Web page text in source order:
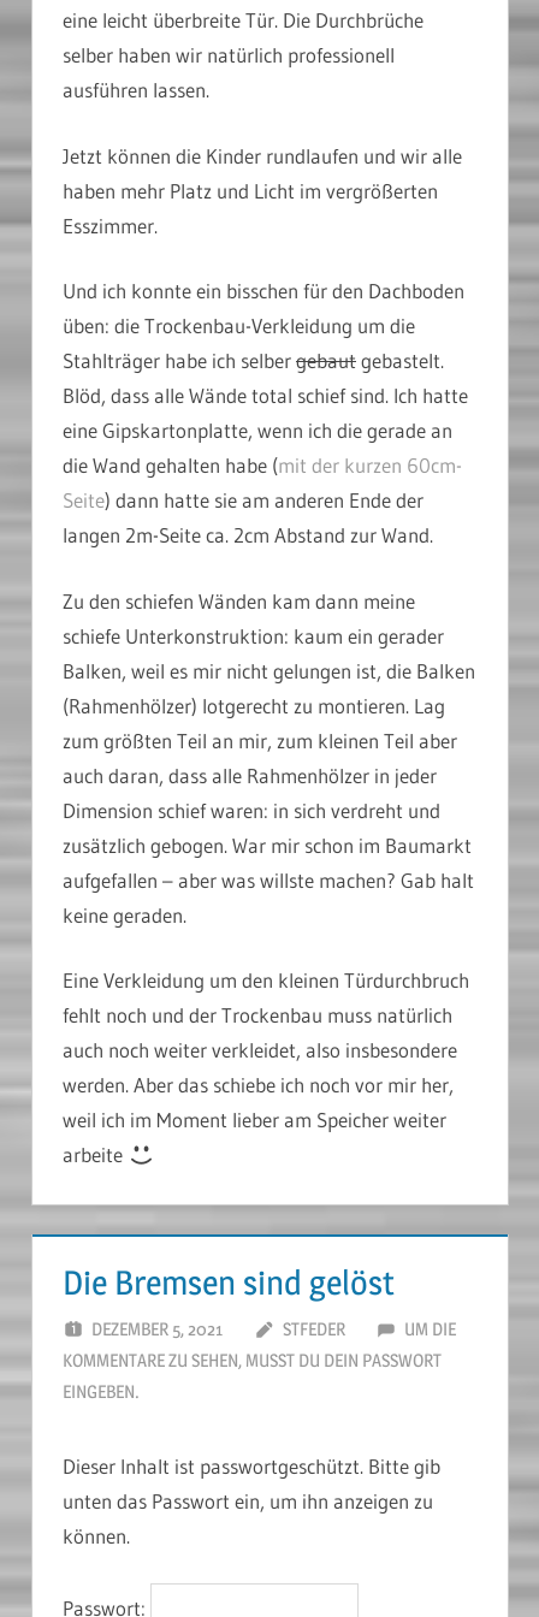
eine leicht überbreite Tür. Die Durchbrüche
selber haben wir natürlich professionell
ausführen lassen.
Jetzt können die Kinder rundlaufen und wir alle
haben mehr Platz und Licht im vergrößerten
Esszimmer.
Und ich konnte ein bisschen für den Dachboden
üben: die Trockenbau-Verkleidung um die
Stahlträger habe ich selbergebautgebastelt.
Blöd, dass alle Wände total schief sind. Ich hatte
eine Gipskartonplatte, wenn ich die gerade an
die Wand gehalten habe (mit der kurzen 60cm-
Seite) dann hatte sie am anderen Ende der
langen 2m-Seite ca. 2cm Abstand zur Wand.
Zu den schiefen Wänden kam dann meine
schiefe Unterkonstruktion: kaum ein gerader
Balken, weil es mir nicht gelungen ist, die Balken
(Rahmenhölzer) lotgerecht zu montieren. Lag
zum größten Teil an mir, zum kleinen Teil aber
auch daran, dass alle Rahmenhölzer in jeder
Dimension schief waren: in sich verdreht und
zusätzlich gebogen. War mir schon im Baumarkt
aufgefallen – aber was willste machen? Gab halt
keine geraden.
Eine Verkleidung um den kleinen Türdurchbruch
fehlt noch und der Trockenbau muss natürlich
auch noch weiter verkleidet, also insbesondere
werden. Aber das schiebe ich noch vor mir her,
weil ich im Moment lieber am Speicher weiter
arbeite
Die Bremsen sind gelöst
DEZEMBER 5, 2021 STFEDER
UM DIE
KOMMENTARE ZU SEHEN, MUSST DU DEIN PASSWORT
EINGEBEN.
Dieser Inhalt ist passwortgeschützt. Bitte gib
unten das Passwort ein, um ihn anzeigen zu
können.
Passwort: